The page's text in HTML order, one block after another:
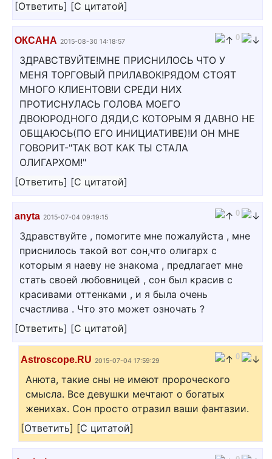
[Ответить] [С цитатой]
ОКСАНА 2015-08-30 14:18:57 0
ЗДРАВСТВУЙТЕ!МНЕ ПРИСНИЛОСЬ ЧТО У
МЕНЯ ТОРГОВЫЙ ПРИЛАВОК!РЯДОМ СТОЯТ
МНОГО КЛИЕНТОВ!И СРЕДИ НИХ
ПРОТИСНУЛАСЬ ГОЛОВА МОЕГО
ДВОЮРОДНОГО ДЯДИ,С КОТОРЫМ Я ДАВНО НЕ
ОБЩАЮСЬ(ПО ЕГО ИНИЦИАТИВЕ)!И ОН МНЕ
ГОВОРИТ-"ТАК ВОТ КАК ТЫ СТАЛА
ОЛИГАРХОМ!"
[Ответить] [С цитатой]
anyta 2015-07-04 09:19:15 0
Здравствуйте , помогите мне пожалуйста , мне
приснилось такой вот сон,что олигарх с
которым я наеву не знакома , предлагает мне
стать своей любовницей , сон был красив с
красивами оттенками , и я была очень
счастлива . Что это может озночать ?
[Ответить] [С цитатой]
Astroscope.RU 2015-07-04 17:59:29 0
Анюта, такие сны не имеют пророческого
смысла. Все девушки мечтают о богатых
женихах. Сон просто отразил ваши фантазии.
[Ответить] [С цитатой]